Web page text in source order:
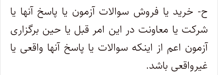
ح- خرید یا فروش سوالات آزمون یا پاسخ آنها یا
شرکت یا معاونت در این امر قبل یا حین برگزاری
آزمون اعم از اینکه سوالات یا پاسخ آنها واقعی یا
غیرواقعی باشد.